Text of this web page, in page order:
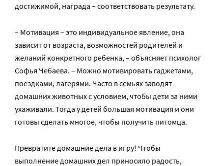
достижимой, награда – соответствовать результату.
– Мотивация – это индивидуальное явление, она
зависит от возраста, возможностей родителей и
желаний конкретного ребенка, – объясняет психолог
Софья Чебаева. – Можно мотивировать гаджетами,
поездками, лагерями. Часто в семьях заводят
домашних животных с условием, чтобы дети за ними
ухаживали. Тогда у детей большая мотивация и они
готовы сделать многое, чтобы получить питомца.
Превратите домашние дела в игру! Чтобы
выполнение домашних дел приносило радость,